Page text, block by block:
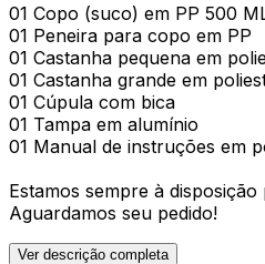
01 Copo (suco) em PP 500
01 Peneira para copo em PP
01 Castanha pequena em
01 Castanha grande em
01 Cúpula com bica
01 Tampa em alumínio
01 Manual de instruções em
Estamos sempre à
Aguardamos seu pedido!
Ver descrição completa